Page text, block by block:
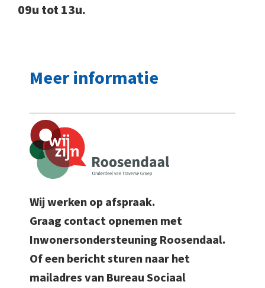
09u tot 13u.
Meer informatie
Wij werken op afspraak.
Graag contact opnemen met
Inwonersondersteuning Roosendaal.
Of een bericht sturen naar het
mailadres van Bureau Sociaal